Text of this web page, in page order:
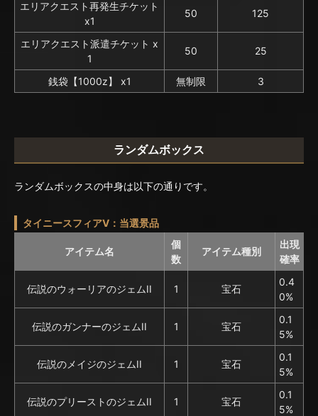
エリアクエスト再発生チケット
x1
50 125
エリアクエスト派遣チケット x
1
50 25
銭袋【1000z】 x1 無制限 3
ランダムボックス
ランダムボックスの中身は以下の通りです。
タイニースフィアV：当選景品
アイテム名
個
数
アイテム種別
出現
確率
伝説のウォーリアのジェムII 1 宝石
0.4
0%
伝説のガンナーのジェムII 1 宝石
0.1
5%
伝説のメイジのジェムII 1 宝石
0.1
5%
伝説のプリーストのジェムII 1 宝石
0.1
5%